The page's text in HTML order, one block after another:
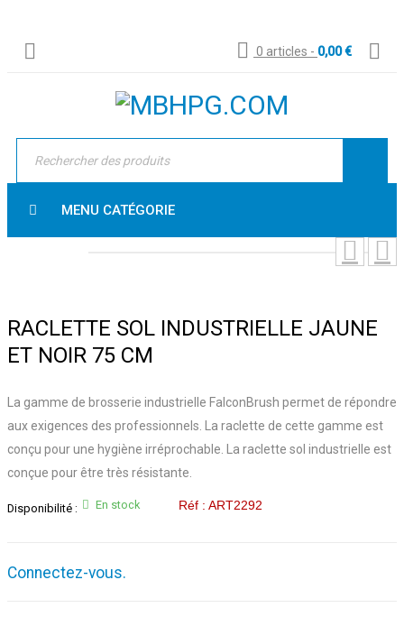
0 articles - 0,00€
MENU CATÉGORIE
RACLETTE SOL INDUSTRIELLE JAUNE
ET NOIR 75 CM
La gamme de brosserie industrielle FalconBrush permet de répondre
aux exigences des professionnels. La raclette de cette gamme est
conçu pour une hygiène irréprochable. La raclette sol industrielle est
conçue pour être très résistante.
Disponibilité : En stock Réf : ART2292
Connectez-vous.